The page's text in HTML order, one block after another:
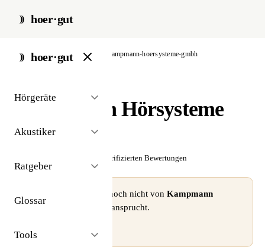
hoer·gut
hoer·gut
Hörgeräte
Akustiker
Ratgeber
Glossar
Tools
start / akustiker / berlin kampmann-hoersysteme-gmbh
Kampmann Hörsysteme
GmbH
Noch keine verifizierten Bewertungen
⚠ Dieses Profil wurde noch nicht von Kampmann
beansprucht.